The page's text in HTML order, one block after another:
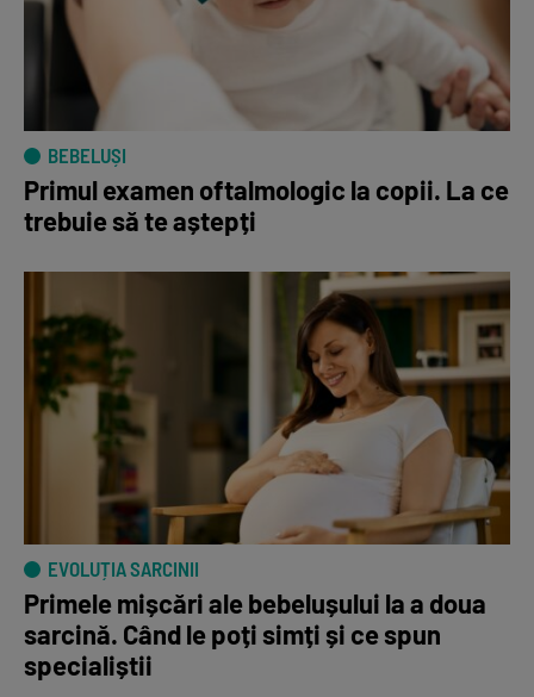
BEBELUȘI
Primul examen oftalmologic la copii. La ce
trebuie să te aștepți
EVOLUȚIA SARCINII
Primele mișcări ale bebelușului la a doua
sarcină. Când le poți simți și ce spun
specialiștii